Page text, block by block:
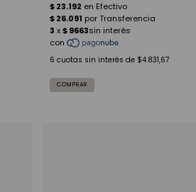
6 cuotas sin interés de $4.831,67